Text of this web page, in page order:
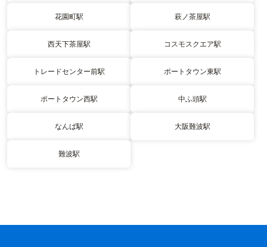
花園町駅 萩ノ茶屋駅
西天下茶屋駅 コスモスクエア駅
トレードセンター前駅 ポートタウン東駅
ポートタウン西駅 中ふ頭駅
なんば駅 大阪難波駅
難波駅